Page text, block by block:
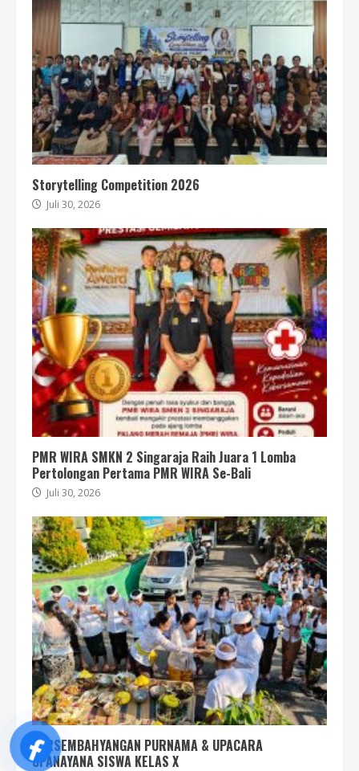
Storytelling Competition 2026
Juli 30, 2026
PMR WIRA SMKN 2 Singaraja Raih Juara 1 Lomba
Pertolongan Pertama PMR WIRA Se-Bali
Juli 30, 2026
PERSEMBAHYANGAN PURNAMA & UPACARA
UPANAYANA SISWA KELAS X